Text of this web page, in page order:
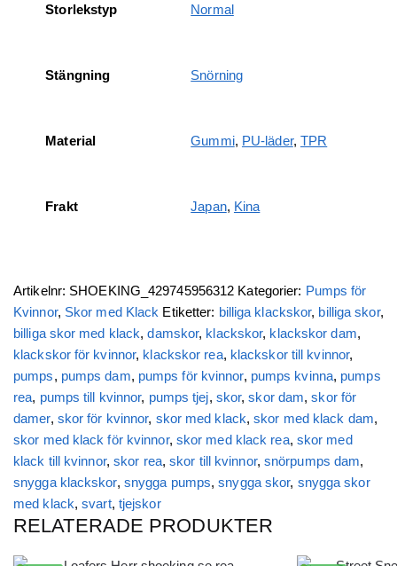
Storlekstyp Normal
Stängning Snörning
Material Gummi, PU-läder, TPR
Frakt Japan, Kina
Artikelnr: SHOEKING_429745956312 Kategorier: Pumps för
Kvinnor, Skor med Klack Etiketter: billiga klackskor, billiga skor,
billiga skor med klack,damskor, klackskor, klackskor dam,
klackskor för kvinnor, klackskor rea, klackskor till kvinnor,
pumps, pumps dam, pumps för kvinnor, pumps kvinna, pumps
rea, pumps till kvinnor, pumps tjej, skor,skor dam,skor för
damer, skor för kvinnor, skor med klack,skor med klack dam,
skor med klack för kvinnor, skor med klack rea, skor med
klack till kvinnor,skor rea,skor till kvinnor, snörpumps dam,
snygga klackskor, snygga pumps,snygga skor, snygga skor
med klack,svart, tjejskor
RELATERADE PRODUKTER